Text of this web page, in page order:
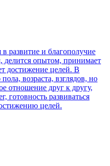
и благополучие
делится опытом, принимает
достижение целей. В
возраста, взглядов, но
отношение друг к другу,
готовность развиваться
целей.